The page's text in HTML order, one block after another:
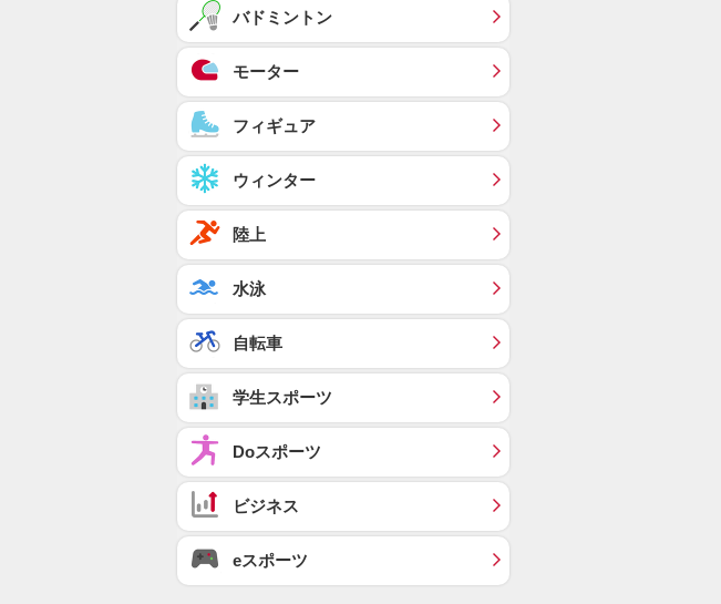
バドミントン
モーター
フィギュア
ウィンター
陸上
水泳
自転車
学生スポーツ
Doスポーツ
ビジネス
eスポーツ